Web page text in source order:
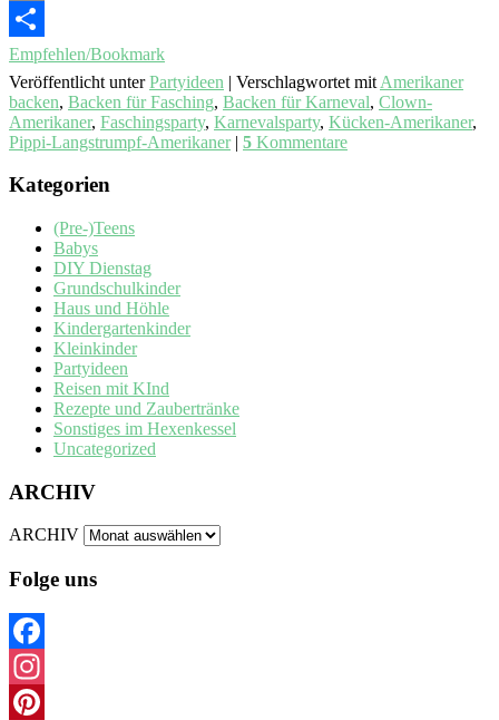
Email
Empfehlen/Bookmark
Veröffentlicht unter Partyideen | Verschlagwortet mit Amerikaner
backen, Backen für Fasching, Backen für Karneval, Clown-
Amerikaner, Faschingsparty, Karnevalsparty, Kücken-Amerikaner,
Pippi-Langstrumpf-Amerikaner | 5 Kommentare
Kategorien
(Pre-)Teens
Babys
DIY Dienstag
Grundschulkinder
Haus und Höhle
Kindergartenkinder
Kleinkinder
Partyideen
Reisen mit KInd
Rezepte und Zaubertränke
Sonstiges im Hexenkessel
Uncategorized
ARCHIV
ARCHIV
Folge uns
Facebook
Instagram